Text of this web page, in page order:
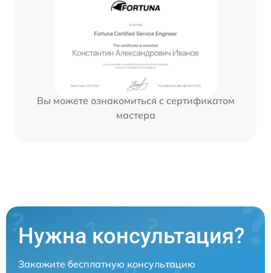
Вы можете ознакомиться с сертификатом
мастера
Нужна консультация?
Закажите бесплатную консультацию